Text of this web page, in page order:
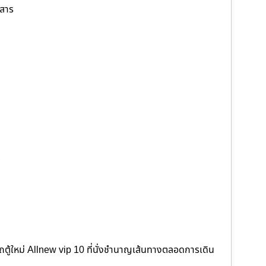
าร
ใหม่ Allnew vip 10 ที่นั่งชำนาญเส้นทางตลอดการเดิน